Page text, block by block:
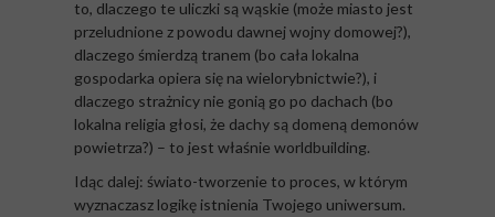
to, dlaczego te uliczki są wąskie (może miasto jest
przeludnione z powodu dawnej wojny domowej?),
dlaczego śmierdzą tranem (bo cała lokalna
gospodarka opiera się na wielorybnictwie?), i
dlaczego strażnicy nie gonią go po dachach (bo
lokalna religia głosi, że dachy są domeną demonów
powietrza?) – to jest właśnie worldbuilding.
Idąc dalej: świato-tworzenie to proces, w którym
wyznaczasz logikę istnienia Twojego uniwersum.